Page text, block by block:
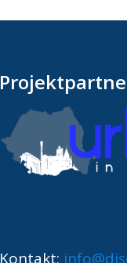
Kontakt: